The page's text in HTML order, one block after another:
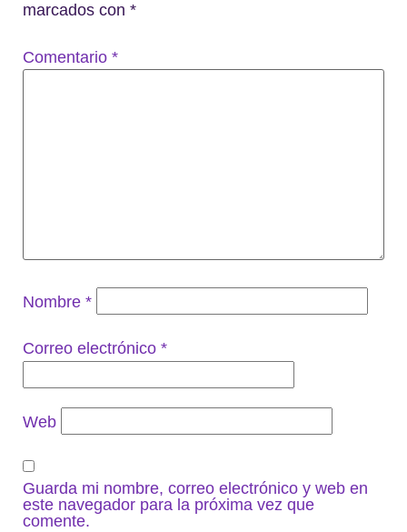
marcados con *
Comentario *
Nombre *
Correo electrónico *
Web
Guarda mi nombre, correo electrónico y web en
este navegador para la próxima vez que
comente.